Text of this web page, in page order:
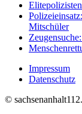
Mitschüler
Impressum
Datenschutz
©